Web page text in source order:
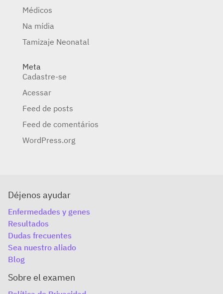
Médicos
Na mídia
Tamizaje Neonatal
Meta
Cadastre-se
Acessar
Feed de posts
Feed de comentários
WordPress.org
Déjenos ayudar
Enfermedades y genes
Resultados
Dudas frecuentes
Sea nuestro aliado
Blog
Sobre el examen